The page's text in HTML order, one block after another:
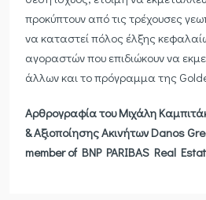
προκύπτουν από τις τρέχουσες
να καταστεί πόλος έλξης
αγοραστών που επιδιώκουν να
άλλων και το πρόγραμμα της
Αρθρογραφία του Μιχάλη
& Αξιοποίησης Ακινήτων Danos
member of BNP PARIBAS Real